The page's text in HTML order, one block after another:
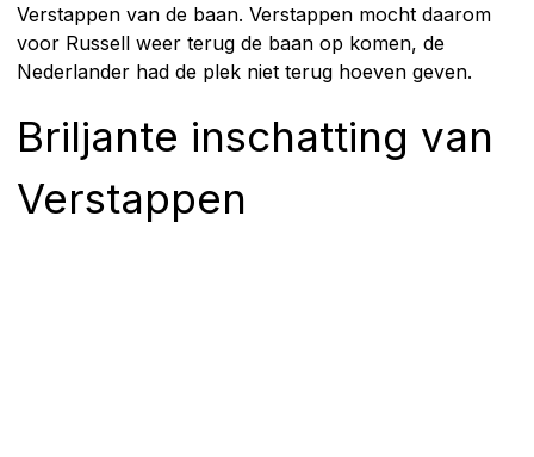
Verstappen van de baan. Verstappen mocht daarom
voor Russell weer terug de baan op komen, de
Nederlander had de plek niet terug hoeven geven.
Briljante inschatting van
Verstappen